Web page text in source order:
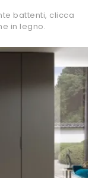
battenti, clicca
in legno.